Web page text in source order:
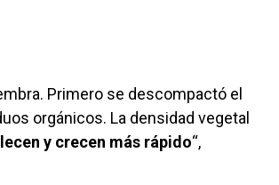
Primero se descompactó el
orgánicos. La densidad vegetal
y crecen más rápido“,